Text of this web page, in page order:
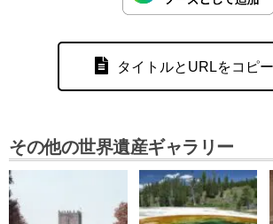
タイトルとURLをコピ
その他の世界遺産ギャラリー